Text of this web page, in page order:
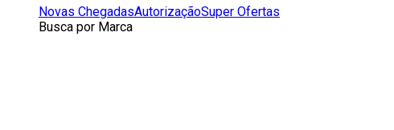
Novas ChegadasAutorizaçãoSuper Ofertas
Busca por Marca